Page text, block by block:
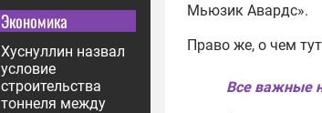
Экономика
Хуснуллин назвал
условие
строительства
тоннеля между
Мьюзик Авардс».
Право же, о чем
Все важные